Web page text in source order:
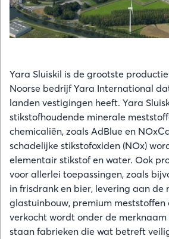
Yara Sluiskil is de grootste
Noorse bedrijf Yara International
landen vestigingen heeft. Yara
stikstofhoudende minerale
chemicaliën, zoals AdBlue en
schadelijke stikstofoxiden (NOx)
elementair stikstof en water. Ook
voor allerlei toepassingen, zoals
in frisdrank en bier, levering aan de
glastuinbouw, premium meststoffen
verkocht wordt onder de merknaam
staan fabrieken die wat betreft